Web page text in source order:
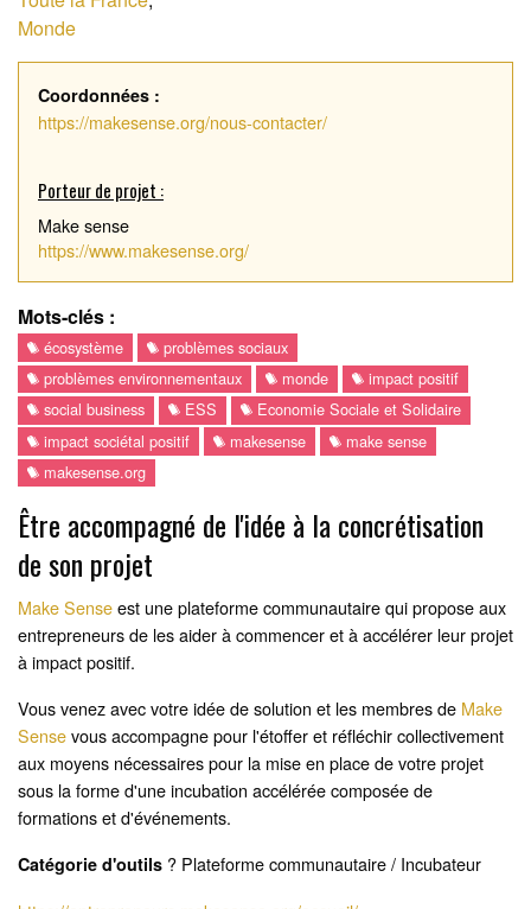
Monde
Coordonnées :
https://makesense.org/nous-contacter/
Porteur de projet :
Make sense
https://www.makesense.org/
Mots-clés :
écosystème
problèmes sociaux
problèmes environnementaux
monde
impact positif
social business
ESS
Economie Sociale et Solidaire
impact sociétal positif
makesense
make sense
makesense.org
Être accompagné de l'idée à la concrétisation
de son projet
Make Senseest une plateforme communautaire qui propose aux
entrepreneurs de les aider à commencer et à accélérer leur projet
à impact positif.
Vous venez avec votre idée de solution et les membres de Make
Sensevous accompagne pour l'étoffer et réfléchir collectivement
aux moyens nécessaires pour la mise en place de votre projet
sous la forme d'une incubation accélérée composée de
formations et d'événements.
Catégorie d'outils ? Plateforme communautaire / Incubateur